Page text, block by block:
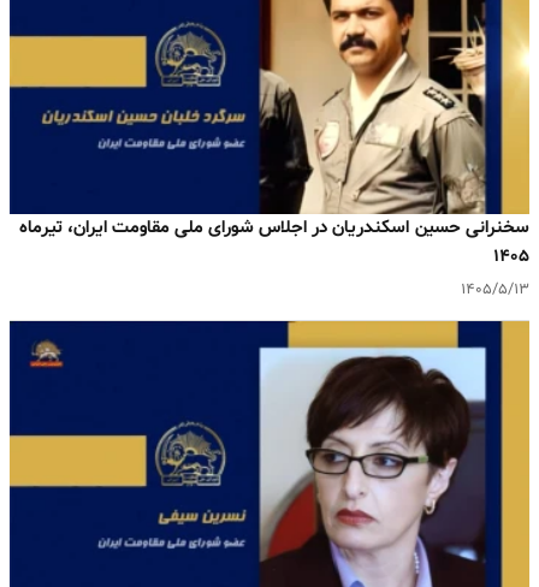
سخنرانی حسین اسکندریان در اجلاس شورای ملی مقاومت ایران، تیرماه
۱۴۰۵
۱۴۰۵/۵/۱۳